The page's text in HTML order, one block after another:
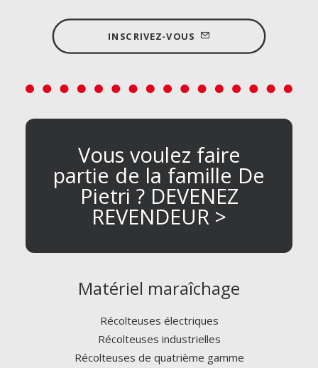
INSCRIVEZ-VOUS
Vous voulez faire
partie de la famille De
Pietri ? DEVENEZ
REVENDEUR >
Matériel maraîchage
Récolteuses électriques
Récolteuses industrielles
Récolteuses de quatrième gamme